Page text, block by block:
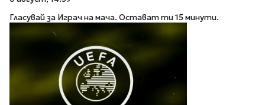
Гласувай за Играч на мача. Остават ти 15 минути.